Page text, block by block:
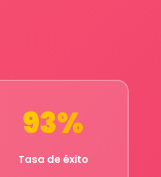
93%
Tasa de éxito